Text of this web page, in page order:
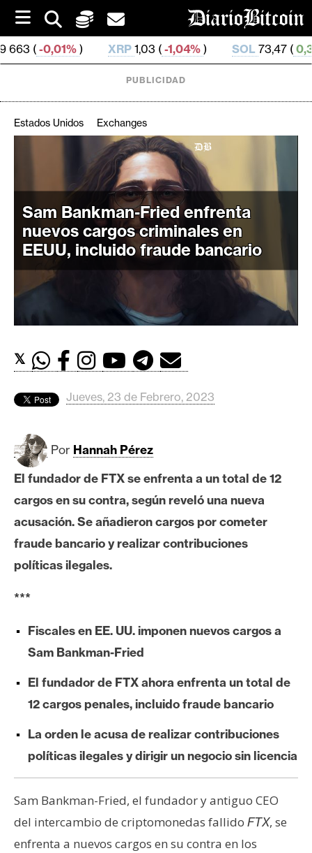
i
p
t
o
) XRP1,03 ( -1,04% ) SOL73,47 ( 0,32%)
i
p
t
o
e
o
i
c
o
i
n
e
r
u
m
I
A
A
n
PUBLICIDAD
Estados Unidos Exchanges
Sam Bankman-Fried enfrenta
nuevos cargos criminales en
EEUU, incluido fraude bancario
𝕏
Jueves, 23 de Febrero, 2023
Por Hannah Pérez
El fundador de FTX se enfrenta a un total de 12
cargos en su contra, según reveló una nueva
acusación. Se añadieron cargos por cometer
fraude bancario y realizar contribuciones
políticas ilegales.
***
Fiscales en EE. UU. imponen nuevos cargos a
Sam Bankman-Fried
El fundador de FTX ahora enfrenta un total de
12 cargos penales, incluido fraude bancario
La orden le acusa de realizar contribuciones
políticas ilegales y dirigir un negocio sin licencia
Sam Bankman-Fried, el fundador y antiguo CEO
del intercambio de criptomonedas fallido FTX, se
enfrenta a nuevos cargos en su contra en los